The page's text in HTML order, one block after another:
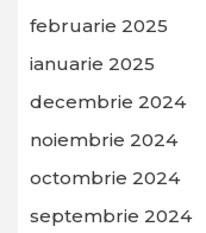
februarie 2025
ianuarie 2025
decembrie 2024
noiembrie 2024
octombrie 2024
septembrie 2024